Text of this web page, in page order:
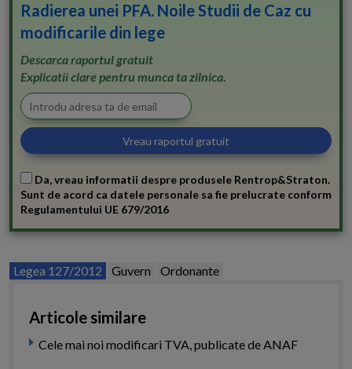
Radierea unei PFA. Noile Studii de Caz cu
modificarile din lege
Descarca raportul gratuit
Explicatii clare pentru munca ta zilnica.
Da, vreau informatii despre produsele Rentrop&Straton.
Sunt de acord ca datele personale sa fie prelucrate conform
Regulamentului UE 679/2016
Legea 127/2012 Guvern Ordonante
Articole similare
Cele mai noi modificari TVA, publicate de ANAF